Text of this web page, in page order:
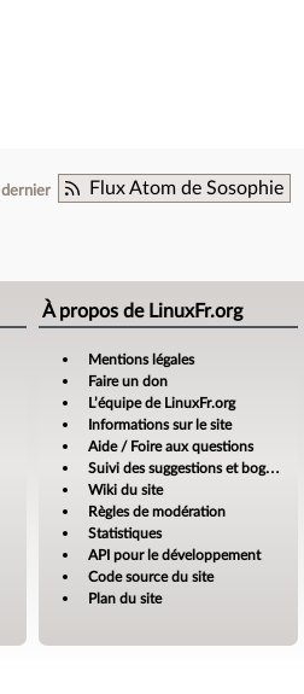
Flux Atom de Sosophie
dernier
À propos de LinuxFr.org
Mentions légales
Faire un don
L’équipe de LinuxFr.org
Informations sur le site
Aide / Foire aux questions
Suivi des suggestions et bogues
Wiki du site
Règles de modération
Statistiques
API pour le développement
Code source du site
Plan du site